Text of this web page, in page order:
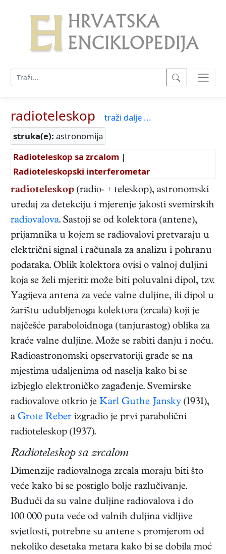
radioteleskop
traži dalje ...
struka(e): astronomija
Radioteleskop sa zrcalom |
Radioteleskopski interferometar
radioteleskop (radio- + teleskop), astronomski
uređaj za detekciju i mjerenje jakosti svemirskih
radiovalova. Sastoji se od kolektora (antene),
prijamnika u kojem se radiovalovi pretvaraju u
električni signal i računala za analizu i pohranu
podataka. Oblik kolektora ovisi o valnoj duljini
koja se želi mjeriti: može biti poluvalni dipol, tzv.
Yagijeva antena za veće valne duljine, ili dipol u
žarištu udubljenoga kolektora (zrcala) koji je
najčešće paraboloidnoga (tanjurastog) oblika za
kraće valne duljine. Može se rabiti danju i noću.
Radioastronomski opservatoriji grade se na
mjestima udaljenima od naselja kako bi se
izbjeglo elektroničko zagađenje. Svemirske
radiovalove otkrio je Karl Guthe Jansky (1931),
a Grote Reber izgradio je prvi parabolični
radioteleskop (1937).
Radioteleskop sa zrcalom
Dimenzije radiovalnoga zrcala moraju biti što
veće kako bi se postiglo bolje razlučivanje.
Budući da su valne duljine radiovalova i do
100 000 puta veće od valnih duljina vidljive
svjetlosti, potrebne su antene s promjerom od
nekoliko desetaka metara kako bi se dobila moć